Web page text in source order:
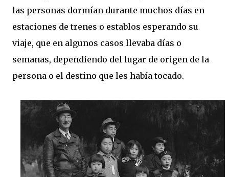
las personas dormían durante muchos días en
estaciones de trenes o establos esperando su
viaje, que en algunos casos llevaba días o
semanas, dependiendo del lugar de origen de la
persona o el destino que les había tocado.